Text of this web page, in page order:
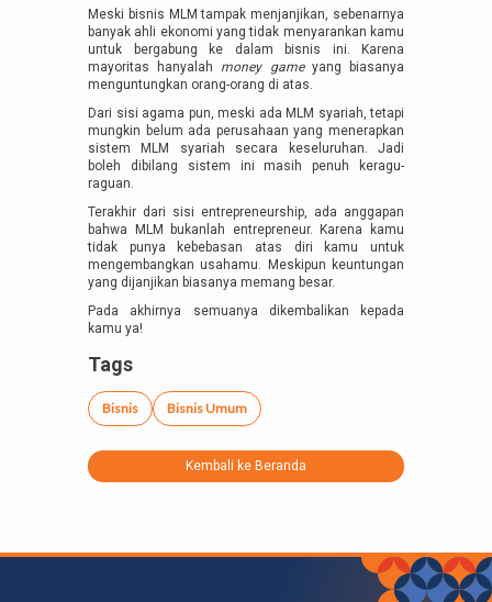
Meski bisnis MLM tampak menjanjikan, sebenarnya
banyak ahli ekonomi yang tidak menyarankan kamu
untuk bergabung ke dalam bisnis ini. Karena
mayoritas hanyalah money game yang biasanya
menguntungkan orang-orang di atas.
Dari sisi agama pun, meski ada MLM syariah, tetapi
mungkin belum ada perusahaan yang menerapkan
sistem MLM syariah secara keseluruhan. Jadi
boleh dibilang sistem ini masih penuh keragu-
raguan.
Terakhir dari sisi entrepreneurship, ada anggapan
bahwa MLM bukanlah entrepreneur. Karena kamu
tidak punya kebebasan atas diri kamu untuk
mengembangkan usahamu. Meskipun keuntungan
yang dijanjikan biasanya memang besar.
Pada akhirnya semuanya dikembalikan kepada
kamu ya!
Tags
Bisnis Bisnis Umum
Kembali ke Beranda